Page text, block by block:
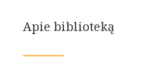
Apie biblioteką